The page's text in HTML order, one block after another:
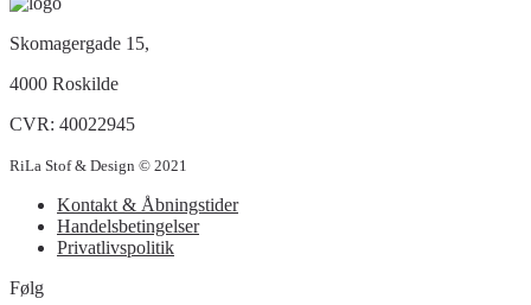
Skomagergade 15,
4000 Roskilde
CVR: 40022945
RiLa Stof & Design © 2021
Kontakt & Åbningstider
Handelsbetingelser
Privatlivspolitik
Følg